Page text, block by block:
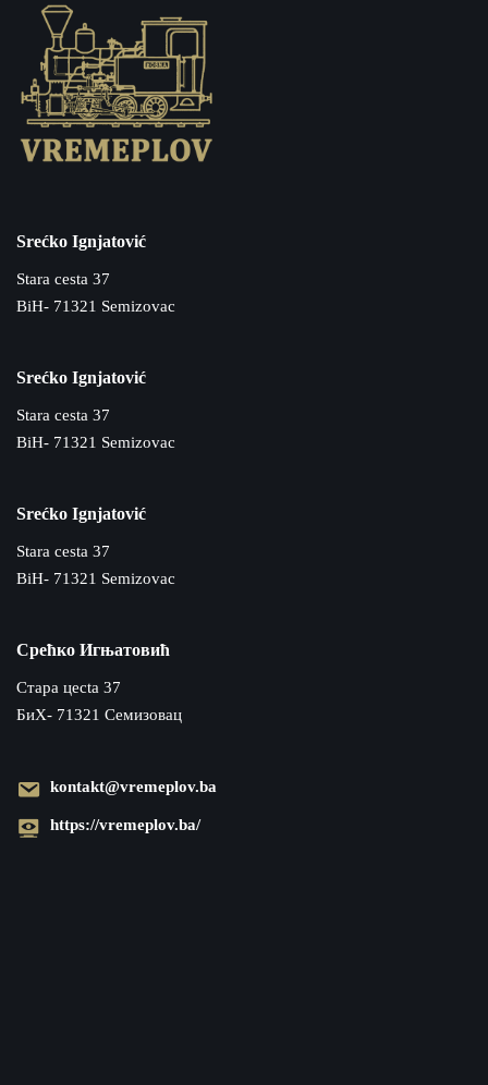
Srećko Ignjatović
Stara cesta 37
BiH- 71321 Semizovac
Srećko Ignjatović
Stara cesta 37
BiH- 71321 Semizovac
Srećko Ignjatović
Stara cesta 37
BiH- 71321 Semizovac
Срећко Игњатовић
Cтара цecta 37
БиХ- 71321 Семизовац
kontakt@vremeplov.ba
https://vremeplov.ba/